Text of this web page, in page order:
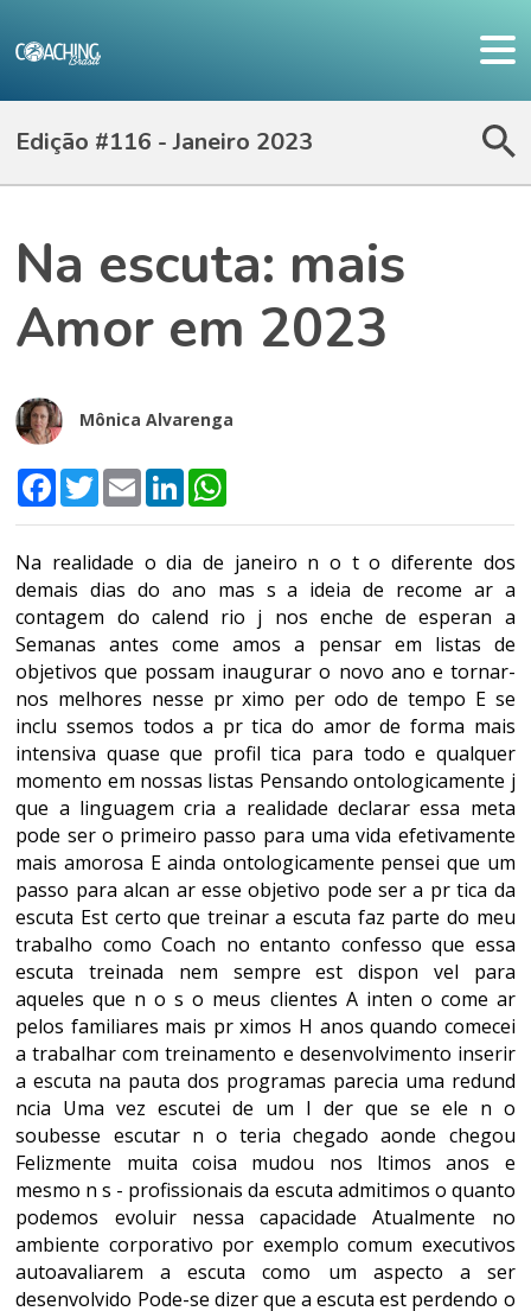
Edição #116 - Janeiro 2023
Na escuta: mais
Amor em 2023
Mônica Alvarenga
Facebook
TwitterEmail LinkedIn
Na realidade o dia de janeiro n o t o diferente dos
demais dias do ano mas s a ideia de recome ar a
contagem do calend rio j nos enche de esperan a
Semanas antes come amos a pensar em listas de
objetivos que possam inaugurar o novo ano e tornar-
nos melhores nesse pr ximo per odo de tempo E se
inclu ssemos todos a pr tica do amor de forma mais
intensiva quase que profil tica para todo e qualquer
momento em nossas listas Pensando ontologicamente j
que a linguagem cria a realidade declarar essa meta
pode ser o primeiro passo para uma vida efetivamente
mais amorosa E ainda ontologicamente pensei que um
passo para alcan ar esse objetivo pode ser a pr tica da
escuta Est certo que treinar a escuta faz parte do meu
trabalho como Coach no entanto confesso que essa
escuta treinada nem sempre est dispon vel para
aqueles que n o s o meus clientes A inten o come ar
pelos familiares mais pr ximos H anos quando comecei
a trabalhar com treinamento e desenvolvimento inserir
a escuta na pauta dos programas parecia uma redund
ncia Uma vez escutei de um l der que se ele n o
soubesse escutar n o teria chegado aonde chegou
Felizmente muita coisa mudou nos ltimos anos e
mesmo n s - profissionais da escuta admitimos o quanto
podemos evoluir nessa capacidade Atualmente no
ambiente corporativo por exemplo comum executivos
autoavaliarem a escuta como um aspecto a ser
desenvolvido Pode-se dizer que a escuta est perdendo o